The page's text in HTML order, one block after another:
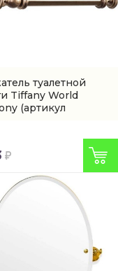
туалетной
Tiffany World
(артикул